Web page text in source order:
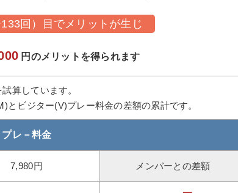
回）目でメリットが生じ
円のメリットを得られます
算しています。
ビジター(V)プレー料金の差額の累計です。
プレ－料金
7,980円 メンバーとの差額